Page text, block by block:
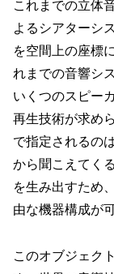
これまでの立体
よるシアターシ
を空間上の座標
れまでの音響シ
いくつのスピー
再生技術が求め
で指定されるの
から聞こえてく
を生み出すため
由な機器構成が
このオブジェク